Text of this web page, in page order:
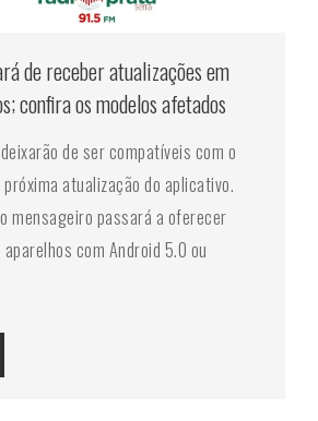
de receber atualizações em
confira os modelos afetados
de ser compatíveis com o
atualização do aplicativo.
mensageiro passará a oferecer
com Android 5.0 ou